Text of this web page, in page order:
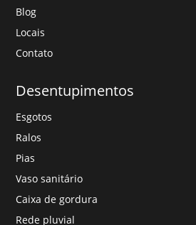
Blog
Locais
Contato
Desentupimentos
Esgotos
Ralos
Pias
Vaso sanitário
Caixa de gordura
Rede pluvial